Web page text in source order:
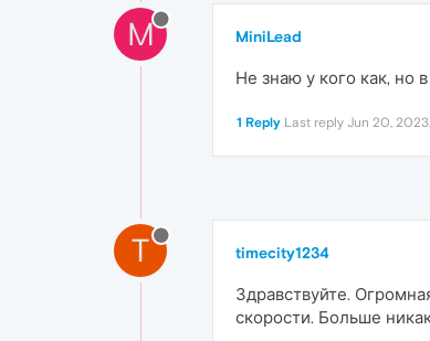
M MiniLead
Не знаю у кого как, но
1 Reply Last reply Jun 20,
T timecity1234
Здравствуйте.
скорости. Больше